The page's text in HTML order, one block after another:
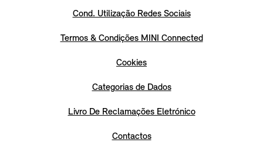
Cond. Utilização Redes Sociais
Termos & Condições MINI Connected
Cookies
Categorias de Dados
Livro De Reclamações Eletrónico
Contactos